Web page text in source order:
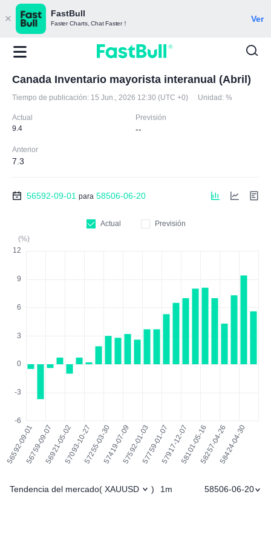
FastBull
Faster Charts, Chat Faster！ Ver
Canada Inventario mayorista interanual (Abril)
Tiempo de publicación: 15 Jun., 2026 12:30 (UTC +0) Unidad: %
Actual
9.4
Previsión
--
Anterior
7.3
56592-09-01 para 58506-06-20
Actual
Previsión
(%)
Tendencia del mercado( XAUUSD ) 1m 58506-06-20